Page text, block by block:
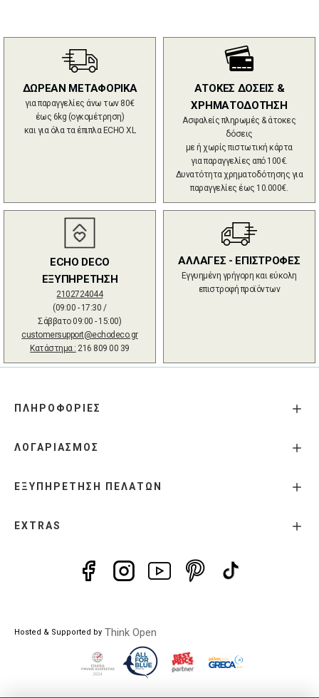
ΔΩΡΕΑΝ ΜΕΤΑΦΟΡΙΚΑ
για παραγγελίες άνω των 80€
έως 6kg (ογκομέτρηση)
και για όλα τα έπιπλα ECHO XL
ΑΤΟΚΕΣ ΔΟΣΕΙΣ &
ΧΡΗΜΑΤΟΔΟΤΗΣΗ
Ασφαλείς πληρωμές & άτοκες
δόσεις
με ή χωρίς πιστωτική κάρτα
για παραγγελίες από 100€.
Δυνατότητα χρηματοδότησης για
παραγγελίες έως 10.000€.
ECHO DECO
ΕΞΥΠΗΡΕΤΗΣΗ
2102724044
(09:00 - 17:30 /
Σάββατο 09:00 - 15:00)
customersupport@echodeco.gr
Κατάστημα : 216 809 00 39
ΑΛΛΑΓΕΣ - ΕΠΙΣΤΡΟΦΕΣ
Εγγυημένη γρήγορη και εύκολη
επιστροφή προϊόντων
ΠΛΗΡΟΦΟΡΙΕΣ
ΛΟΓΑΡΙΑΣΜΟΣ
ΕΞΥΠΗΡΕΤΗΣΗ ΠΕΛΑΤΩΝ
EXTRAS
Hosted & Supported by Think Open